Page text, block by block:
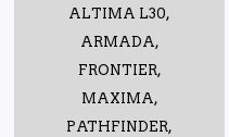
ALTIMA L30,
ARMADA,
FRONTIER,
MAXIMA,
PATHFINDER,